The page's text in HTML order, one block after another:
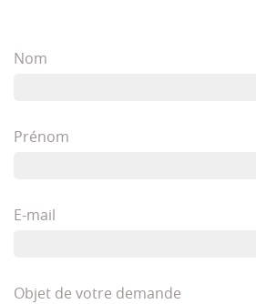
Nom
Prénom
E-mail
Objet de votre demande